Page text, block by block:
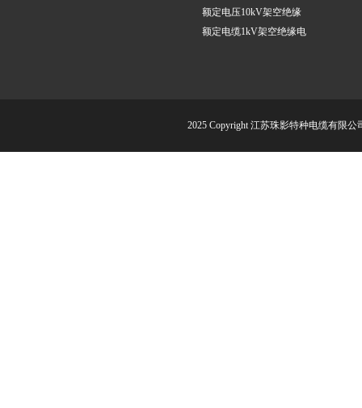
频调速用电缆
额定电压10kV架空绝缘
电缆
额定电缆1kV架空绝缘电
2025 Copyright 江苏珠影特种电缆有限